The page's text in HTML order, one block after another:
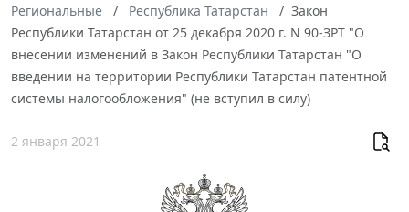
Региональные
Республика Татарстан
Закон
Республики Татарстан от 25 декабря 2020 г. N 90-ЗРТ "О
внесении изменений в Закон Республики Татарстан "О
введении на территории Республики Татарстан патентной
системы налогообложения" (не вступил в силу)
2 января 2021